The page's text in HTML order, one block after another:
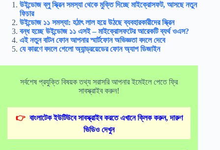
উইন্ডোজ ব্লু স্ক্রিন সমস্যা থেকে মুক্তি দিচ্ছে মাইক্রোসফট, আসছে নতুন
ফিচার
উইন্ডোজ ১১ সমস্যা: হঠাৎ লাল হয়ে উঠছে ব্যবহারকারীদের স্ক্রিন
বন্ধ হচ্ছে উইন্ডোজ ১১ এসই – মাইক্রোসফটের আরেকটি ব্যর্থ ওএস?
এই নতুন বাটন ফোন আপনার স্মার্টফোন অভিজ্ঞতা বদলে দেবে
যে কারণে বদলে গেলো অ্যান্ড্রয়েডের ফোন অ্যাপ ডিজাইন
সর্বশেষ প্রযুক্তি বিষয়ক তথ্য সরাসরি আপনার ইমেইলে পেতে ফ্রি
সাবস্ক্রাইব করুন!
👉 বাংলাটেক ইউটিউবে সাবস্ক্রাইব করতে এখানে ক্লিক করুন, দারুণ
ভিডিও দেখুন